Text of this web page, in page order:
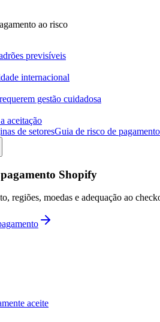
ao risco
previsíveis
internacional
gestão cuidadosa
aceitação
de setoresGuia de risco de pagamento
Shopify
regiões, moedas e adequação ao
aceite